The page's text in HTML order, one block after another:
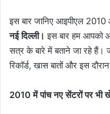
इस बार जानिए आइपीएल
नई दिल्ली।इस बार हम आपको
सत्र के बारे में बताने जा रहे
रिकॉर्ड, खास बातों और इस
2010 में पांच नए सेंटरों पर भी